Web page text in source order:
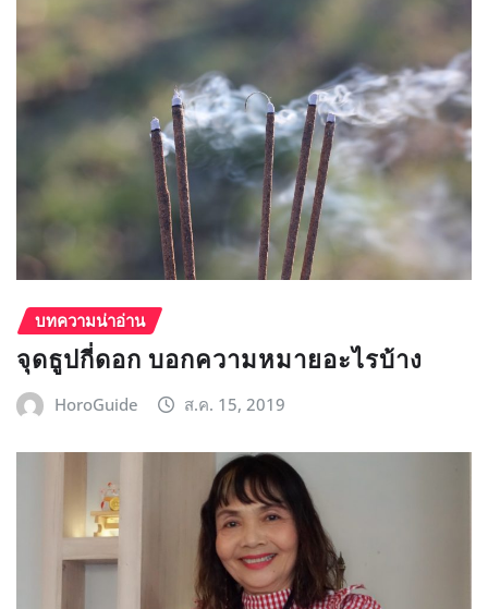
บทความน่าอ่าน
จุดธูปกี่ดอก บอกความหมายอะไรบ้าง
HoroGuide ส.ค. 15, 2019